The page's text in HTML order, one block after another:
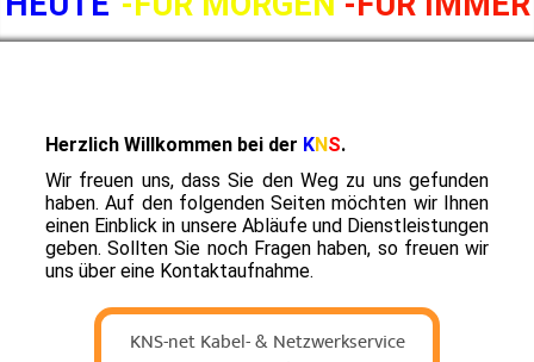
Herzlich Willkommen bei der KN S.
Wir freuen uns, dass Sie den Weg zu uns gefunden
haben. Auf den folgenden Seiten möchten wir Ihnen
einen Einblick in unsere Abläufe und Dienstleistungen
geben. Sollten Sie noch Fragen haben, so freuen wir
uns über eine Kontaktaufnahme.